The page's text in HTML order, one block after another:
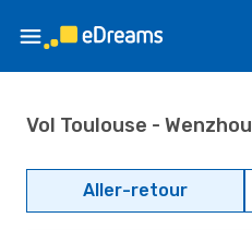
Vol Toulouse - Wenzhou
Aller-retour